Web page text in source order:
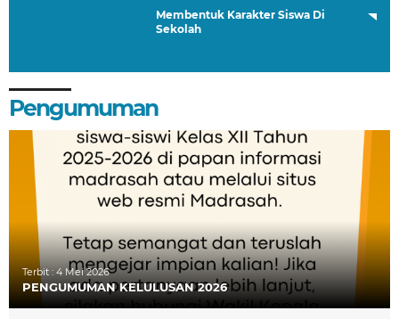
Membentuk Karakter Siswa Di
Sekolah
Pengumuman
Terbit : 4 Mei 2026
PENGUMUMAN KELULUSAN 2026